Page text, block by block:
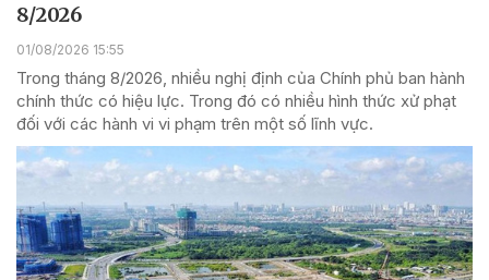
8/2026
01/08/2026 15:55
Trong tháng 8/2026, nhiều nghị định của Chính phủ ban hành
chính thức có hiệu lực. Trong đó có nhiều hình thức xử phạt
đối với các hành vi vi phạm trên một số lĩnh vực.